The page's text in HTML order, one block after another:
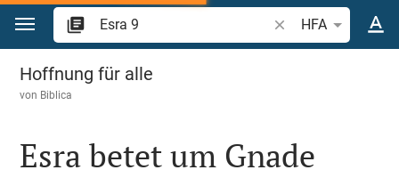
Zum Inhalt springen
Bibelstelle oder
HFA
Esra 9
Hoffnung für alle
von Biblica
Esra betet um Gnade